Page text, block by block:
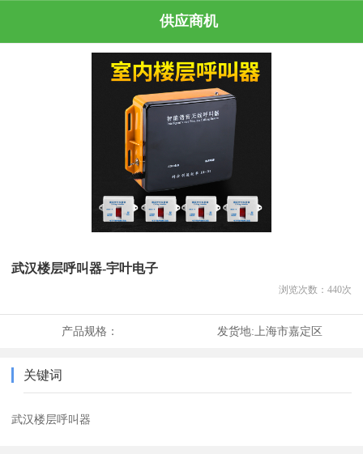
供应商机
武汉楼层呼叫器-宇叶电子
浏览次数： 440次
产品规格： 发货地:上海市嘉定区
关键词
武汉楼层呼叫器